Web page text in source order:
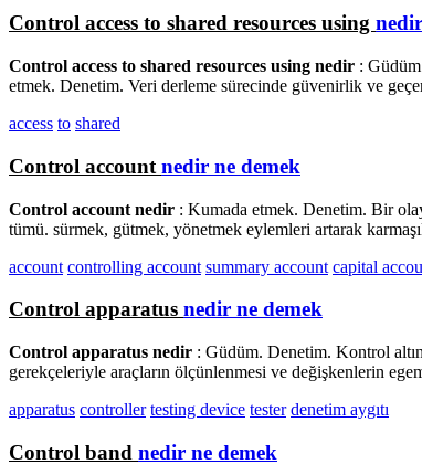
Control access to shared resources using
Control access to shared resources using nedir :
etmek. Denetim. Veri derleme sürecinde güvenirlik ve
access to shared
Control account nedir ne demek
Control account nedir : Kumada etmek. Denetim. Bir
tümü. sürmek, gütmek, yönetmek eylemleri artarak
account controlling account summary account capital
Control apparatus nedir ne demek
Control apparatus nedir : Güdüm. Denetim. Kontrol
gerekçeleriyle araçların ölçünlenmesi ve değişkenlerin
apparatus controller testing device tester denetim aygıtı
Control band nedir ne demek